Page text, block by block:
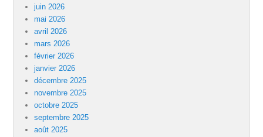
juin 2026
mai 2026
avril 2026
mars 2026
février 2026
janvier 2026
décembre 2025
novembre 2025
octobre 2025
septembre 2025
août 2025